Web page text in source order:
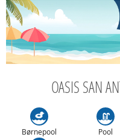
OASIS SAN
Børnepool Pool